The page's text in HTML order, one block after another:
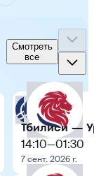
Смотреть
все
Тбилиси —
14:10—01:30
7 сент. 2026 г.